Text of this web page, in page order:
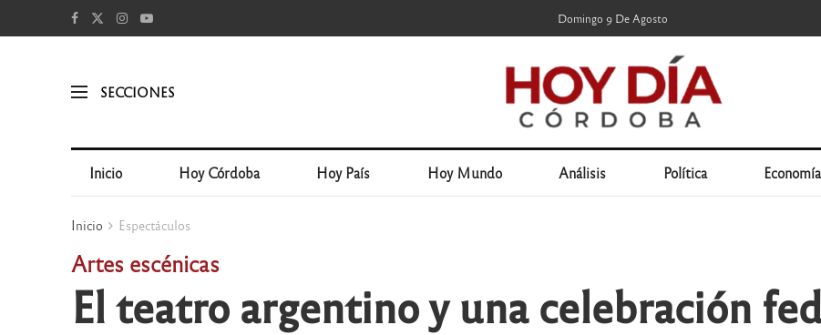
Domingo 9 De Agosto
SECCIONES
Inicio Hoy Córdoba Hoy País Hoy Mundo Análisis Política
Inicio Espectáculos
Artes escénicas
El teatro argentino y una celebración